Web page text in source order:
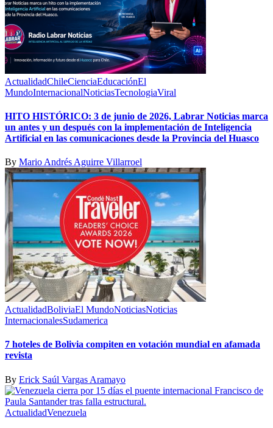
ActualidadChileCienciaEducaciónEl
MundoInternacionalNoticiasTecnologiaViral
HITO HISTÓRICO: 3 de junio de 2026, Labrar Noticias marca
un antes y un después con la implementación de Inteligencia
Artificial en las comunicaciones desde la Provincia del Huasco
By Mario Andrés Aguirre Villarroel
ActualidadBoliviaEl MundoNoticiasNoticias
InternacionalesSudamerica
7 hoteles de Bolivia compiten en votación mundial en afamada
revista
By Erick Saúl Vargas Aramayo
ActualidadVenezuela